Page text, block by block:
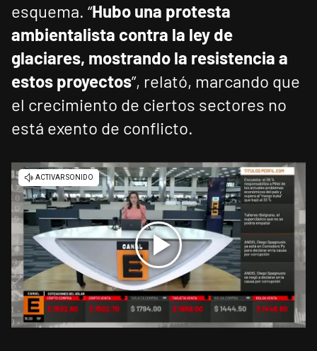
esquema. “Hubo una protesta
ambientalista contra la ley de
glaciares, mostrando la resistencia a
estos proyectos”, relató, marcando que
el crecimiento de ciertos sectores no
está exento de conflicto.